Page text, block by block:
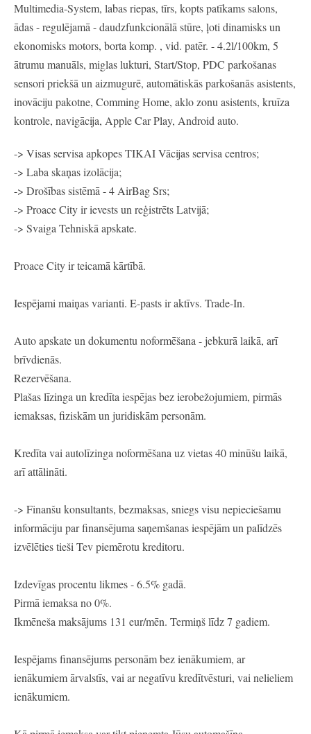
Multimedia-System, labas riepas, tīrs, kopts patīkams salons,
ādas - regulējamā - daudzfunkcionālā stūre, ļoti dinamisks un
ekonomisks motors, borta komp. , vid. patēr. - 4.2l/100km, 5
ātrumu manuāls, miglas lukturi, Start/Stop, PDC parkošanas
sensori priekšā un aizmugurē, automātiskās parkošanās asistents,
inovāciju pakotne, Comming Home, aklo zonu asistents, kruīza
kontrole, navigācija, Apple Car Play, Android auto.
-> Visas servisa apkopes TIKAI Vācijas servisa centros;
-> Laba skaņas izolācija;
-> Drošības sistēmā - 4 AirBag Srs;
-> Proace City ir ievests un reģistrēts Latvijā;
-> Svaiga Tehniskā apskate.
Proace City ir teicamā kārtībā.
Iespējami maiņas varianti. E-pasts ir aktīvs. Trade-In.
Auto apskate un dokumentu noformēšana - jebkurā laikā, arī
brīvdienās.
Rezervēšana.
Plašas līzinga un kredīta iespējas bez ierobežojumiem, pirmās
iemaksas, fiziskām un juridiskām personām.
Kredīta vai autolīzinga noformēšana uz vietas 40 minūšu laikā,
arī attālināti.
-> Finanšu konsultants, bezmaksas, sniegs visu nepieciešamu
informāciju par finansējuma saņemšanas iespējām un palīdzēs
izvēlēties tieši Tev piemērotu kreditoru.
Izdevīgas procentu likmes - 6.5% gadā.
Pirmā iemaksa no 0%.
Ikmēneša maksājums 131 eur/mēn. Termiņš līdz 7 gadiem.
Iespējams finansējums personām bez ienākumiem, ar
ienākumiem ārvalstīs, vai ar negatīvu kredītvēsturi, vai nelieliem
ienākumiem.